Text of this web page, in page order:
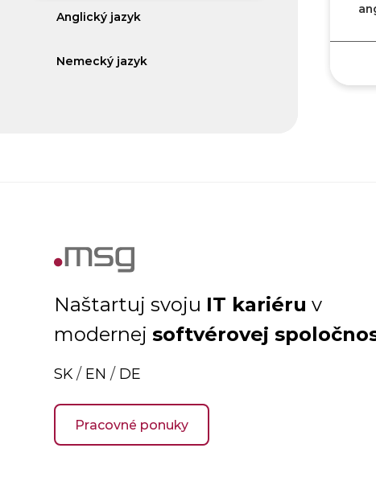
Anglický jazyk
Nemecký jazyk
Naštartuj svoju IT kariéru v
modernejsoftvérovej
SK / EN / DE
Pracovné ponuky